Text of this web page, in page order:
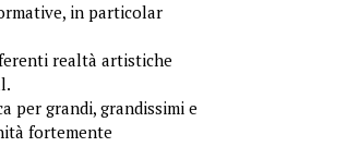
in particolar
realtà artistiche
per grandi, grandissimi e
fortemente